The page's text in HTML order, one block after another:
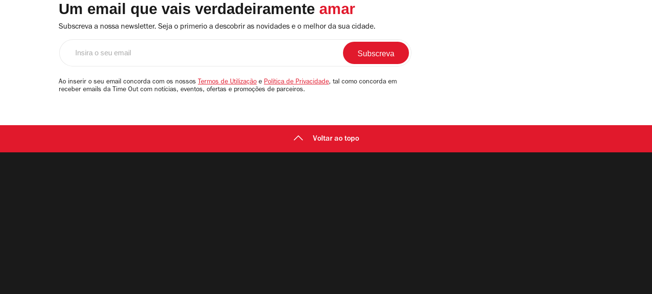
Um email que vais verdadeiramente amar
Subscreva a nossa newsletter. Seja o primerio a descobrir as novidades e o melhor da sua cidade.
email
Ao inserir o seu email concorda com os nossos Termos de Utilização e Política de Privacidade, tal como concorda em
receber emails da Time Out com notícias, eventos, ofertas e promoções de parceiros.
Voltar ao topo